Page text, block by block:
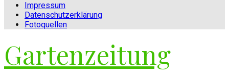
Impressum
Datenschutzerklärung
Fotoquellen
Gartenzeitung